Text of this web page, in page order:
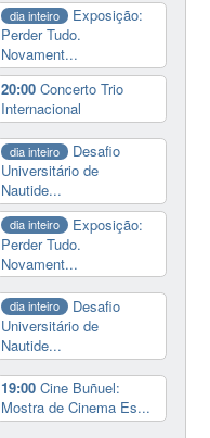
dia inteiro
Exposição:
Perder Tudo.
Novament...
20:00Concerto Trio
Internacional
dia inteiro
Desafio
Universitário de
Nautide...
dia inteiro
Exposição:
Perder Tudo.
Novament...
dia inteiro
Desafio
Universitário de
Nautide...
19:00Cine Buñuel:
Mostra de Cinema Es...